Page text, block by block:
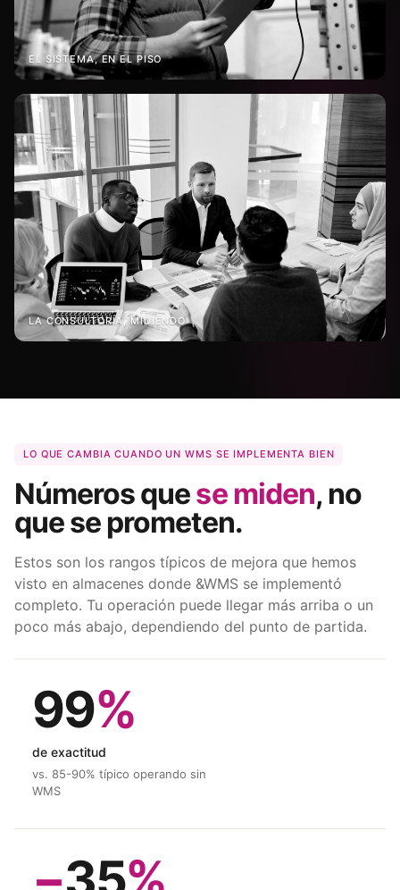
EL SISTEMA, EN EL PISO
LA CONSULTORÍA, MIDIENDO
LO QUE CAMBIA CUANDO UN WMS SE IMPLEMENTA BIEN
Números quese miden, no
que se prometen.
Estos son los rangos típicos de mejora que hemos
visto en almacenes donde &WMS se implementó
completo. Tu operación puede llegar más arriba o un
poco más abajo, dependiendo del punto de partida.
99%
de exactitud
vs. 85-90% típico operando sin
WMS